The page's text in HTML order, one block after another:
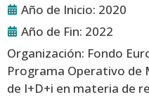
Año de Inicio: 2020
Año de Fin: 2022
Organización: Fondo
Programa Operativo de
de I+D+i en materia de